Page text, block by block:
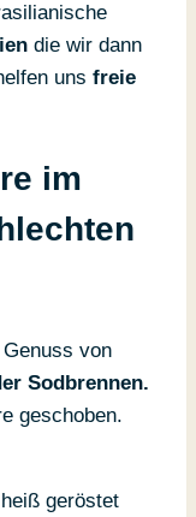
die wir dann
uns freie
im
von
Sodbrennen.
geschoben.
geröstet